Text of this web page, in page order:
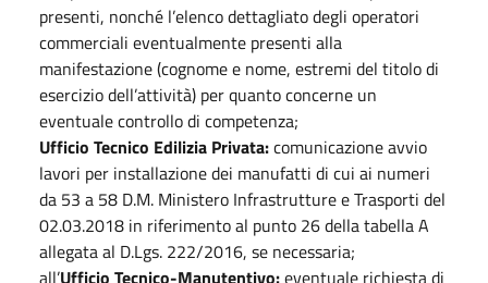
presenti, nonché l’elenco dettagliato degli operatori
commerciali eventualmente presenti alla
manifestazione (cognome e nome, estremi del titolo di
esercizio dell’attività) per quanto concerne un
eventuale controllo di competenza;
Ufficio Tecnico Edilizia Privata:comunicazione avvio
lavori per installazione dei manufatti di cui ai numeri
da 53 a 58 D.M. Ministero Infrastrutture e Trasporti del
02.03.2018 in riferimento al punto 26 della tabella A
allegata al D.Lgs. 222/2016, se necessaria;
all’Ufficio Tecnico-Manutentivo:eventuale richiesta di